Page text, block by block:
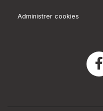
Administrer cookies